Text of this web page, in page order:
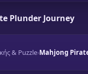
Plunder Journey
& Puzzle›Mahjong